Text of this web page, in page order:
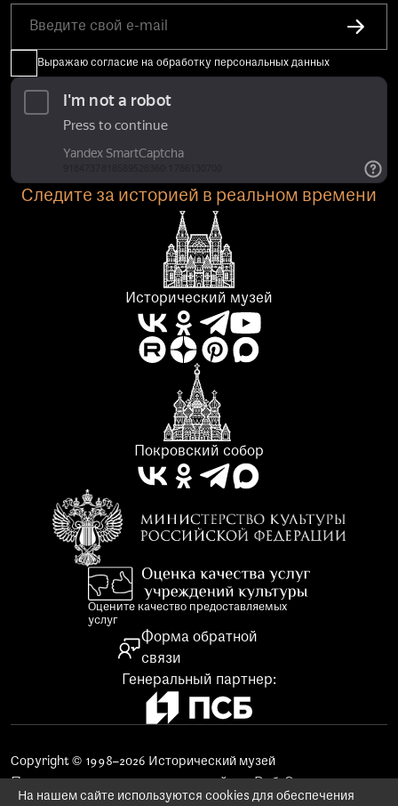
Выражаю согласие на обработку персональных данных
Следите за историей в реальном времени
Исторический музей
Покровский собор
Генеральный партнер:
Оцените качество предоставляемых
услуг
Форма обратной
связи
Copyright © 1998–2026 Исторический музей
На нашем сайте используются cookies для обеспечения